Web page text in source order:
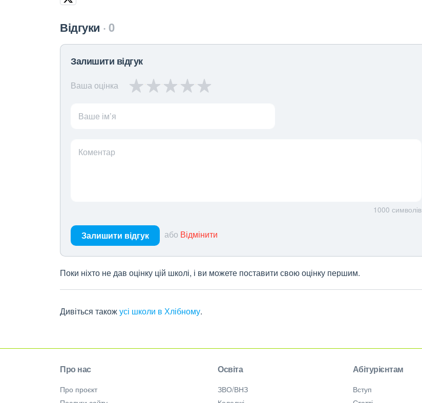
Відгуки 0
Залишити відгук
Ваша оцінка
Ваше ім’я
Коментар
1000 символів
Залишити відгук або Відмінити
Поки ніхто не дав оцінку цій школі, і ви можете поставити свою оцінку першим.
Дивіться такожусі школи в Хлібному.
Про нас
Про проєкт
Освіта
ЗВО/ВНЗ
Абітурієнтам
Вступ